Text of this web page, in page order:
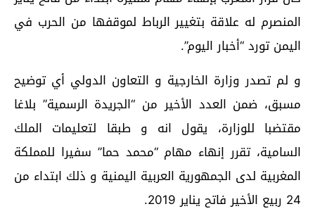
المنصرم له علاقة بتغيير الرباط لموقفها من الحرب في
اليمن تورد “أخبار اليوم”.
و لم تصدر وزارة الخارجية و التعاون الدولي أي توضيح
مسبق، ضمن العدد الأخير من “الجريدة الرسمية” بلاغا
مقتضبا للوزارة، يقول انه و طبقا لتعليمات الملك
السامية، تقرر إنهاء مهام “محمد حما” سفيرا للمملكة
المغربية لدى الجمهورية العربية اليمنية و ذلك ابتداء من
24 ربيع الأخير فاتح يناير 2019.